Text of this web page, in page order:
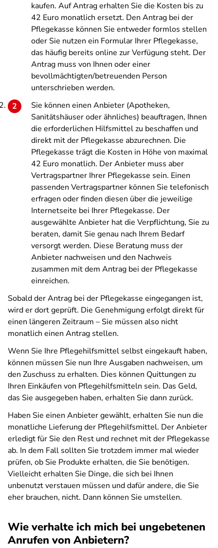
kaufen. Auf Antrag erhalten Sie die Kosten bis zu
42 Euro monatlich ersetzt. Den Antrag bei der
Pflegekasse können Sie entweder formlos stellen
oder Sie nutzen ein Formular Ihrer Pflegekasse,
das häufig bereits online zur Verfügung steht. Der
Antrag muss von Ihnen oder einer
bevollmächtigten/betreuenden Person
unterschrieben werden.
Sie können einen Anbieter (Apotheken,
Sanitätshäuser oder ähnliches) beauftragen, Ihnen
die erforderlichen Hilfsmittel zu beschaffen und
direkt mit der Pflegekasse abzurechnen. Die
Pflegekasse trägt die Kosten in Höhe von maximal
42 Euro monatlich. Der Anbieter muss aber
Vertragspartner Ihrer Pflegekasse sein. Einen
passenden Vertragspartner können Sie telefonisch
erfragen oder finden diesen über die jeweilige
Internetseite bei Ihrer Pflegekasse. Der
ausgewählte Anbieter hat die Verpflichtung, Sie zu
beraten, damit Sie genau nach Ihrem Bedarf
versorgt werden. Diese Beratung muss der
Anbieter nachweisen und den Nachweis
zusammen mit dem Antrag bei der Pflegekasse
einreichen.
Sobald der Antrag bei der Pflegekasse eingegangen ist,
wird er dort geprüft. Die Genehmigung erfolgt direkt für
einen längeren Zeitraum – Sie müssen also nicht
monatlich einen Antrag stellen.
Wenn Sie Ihre Pflegehilfsmittel selbst eingekauft haben,
können müssen Sie nun Ihre Ausgaben nachweisen, um
den Zuschuss zu erhalten. Dies können Quittungen zu
Ihren Einkäufen von Pflegehilfsmitteln sein. Das Geld,
das Sie ausgegeben haben, erhalten Sie dann zurück.
Haben Sie einen Anbieter gewählt, erhalten Sie nun die
monatliche Lieferung der Pflegehilfsmittel. Der Anbieter
erledigt für Sie den Rest und rechnet mit der Pflegekasse
ab. In dem Fall sollten Sie trotzdem immer mal wieder
prüfen, ob Sie Produkte erhalten, die Sie benötigen.
Vielleicht erhalten Sie Dinge, die sich bei Ihnen
unbenutzt verstauen müssen und dafür andere, die Sie
eher brauchen, nicht. Dann können Sie umstellen.
Wie verhalte ich mich bei ungebetenen
Anrufen von Anbietern?